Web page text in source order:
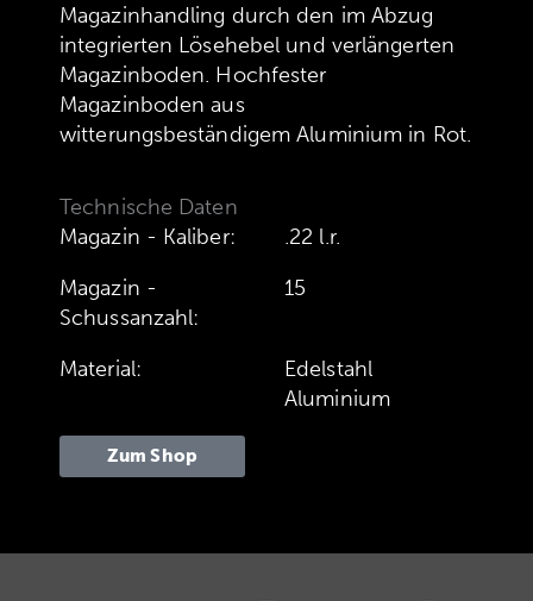
Magazinhandling durch den im Abzug
integrierten Lösehebel und verlängerten
Magazinboden. Hochfester
Magazinboden aus
witterungsbeständigem Aluminium in Rot.
Technische Daten
Magazin - Kaliber:
.22 l.r.
Magazin -
Schussanzahl:
15
Material:
Edelstahl
Aluminium
Zum Shop